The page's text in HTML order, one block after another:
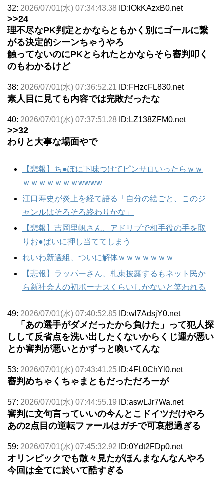
32: 2026/07/01(水) 07:34:43.38 ID:lOkKAzxB0.net
>>24
理不尽なPK判定とかならともかく別にゴールに繋
がる決定的シーンちゃうやろ
触ってないのにPKとられたとかならそら審判叩く
のもわかるけど
38: 2026/07/01(水) 07:36:52.21 ID:FHzcFL830.net
素人目に見ても内容では完敗だったな
40: 2026/07/01(水) 07:37:51.28 ID:LZ138ZFM0.net
>>32
わりと大事な場面やで
【悲報】ち●ぽに下味つけてピンサロいったらｗｗ
ｗｗｗｗｗｗｗwwww
江口寿史が炎上を経て語る「自分の絵ごと、このジ
ャンルはそろそろ終わりかな」
【悲報】吉岡里帆さん、アドリブで相手役の手を取
りお●ぱいに押し当ててしまう
れいわ新選組、ついに解体ｗｗｗｗｗｗｗ
【悲報】ラッパーさん、札束披露するもネット民か
ら新社会人の初ボーナスくらいしかないと笑われる
49: 2026/07/01(水) 07:40:52.85 ID:wl7AdsjY0.net
「あの選手がダメだったから負けた」って犯人探
しして反省点を洗い出したくないからくじ運が悪い
とか審判が悪いとかずっと喚いてんな
53: 2026/07/01(水) 07:43:41.25 ID:4FL0ChYl0.net
審判めちゃくちゃまともだっただろーが
57: 2026/07/01(水) 07:44:55.19 ID:aswLJr7Wa.net
審判に文句言っていいの今んとこドイツだけやろ
あの2点目の逆転ファールはガチで可哀想過ぎる
59: 2026/07/01(水) 07:45:32.92 ID:0Ydt2FDp0.net
オリンピックでも散々見たがほんまなんなんやろ
今回は全てに於いて酷すぎる